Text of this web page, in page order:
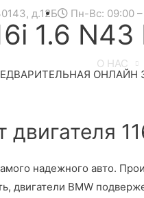
д.12Б Пн-Вс: 09:00 –
О НАС
1.6 N43
надежного авто.
двигатели BMW